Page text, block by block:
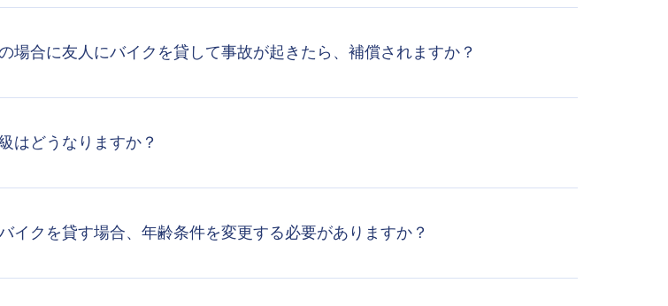
場合に友人にバイクを貸して事故が起きたら、補償されますか？
はどうなりますか？
イクを貸す場合、年齢条件を変更する必要がありますか？